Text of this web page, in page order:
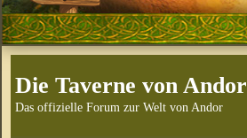
Die Taverne von Andor
Das offizielle Forum zur Welt von Andor